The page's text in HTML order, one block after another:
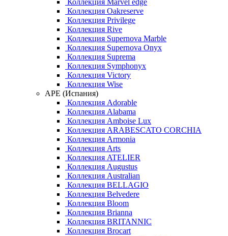
Коллекция Marvel edge
Коллекция Oakreserve
Коллекция Privilege
Коллекция Rive
Коллекция Supernova Marble
Коллекция Supernova Onyx
Коллекция Suprema
Коллекция Symphonyx
Коллекция Victory
Коллекция Wise
APE (Испания)
Коллекция Adorable
Коллекция Alabama
Коллекция Amboise Lux
Коллекция ARABESCATO CORCHIA
Коллекция Armonia
Коллекция Arts
Коллекция ATELIER
Коллекция Augustus
Коллекция Australian
Коллекция BELLAGIO
Коллекция Belvedere
Коллекция Bloom
Коллекция Brianna
Коллекция BRITANNIC
Коллекция Brocart